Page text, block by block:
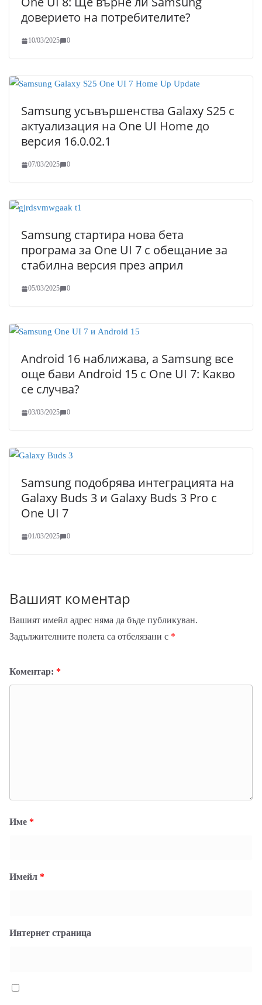
доверието на потребителите?
10/03/2025 0
Samsung усъвършенства Galaxy S25 с
актуализация на One UI Home до
версия 16.0.02.1
07/03/2025 0
Samsung стартира нова бета
програма за One UI 7 с обещание за
стабилна версия през април
05/03/2025 0
Android 16 наближава, а Samsung все
още бави Android 15 с One UI 7: Какво
се случва?
03/03/2025 0
Samsung подобрява интеграцията на
Galaxy Buds 3 и Galaxy Buds 3 Pro с
One UI 7
01/03/2025 0
Вашият коментар
Вашият имейл адрес няма да бъде публикуван.
Задължителните полета са отбелязани с *
Коментар: *
Име *
Имейл *
Интернет страница